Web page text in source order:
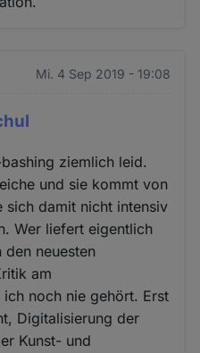
Mi. 4 Sep 2019 - 19:08
ziemlich leid.
und sie kommt von
sich damit nicht intensiv
Wer liefert eigentlich
neuesten
am
ich noch nie gehört. Erst
Digitalisierung der
Kunst- und